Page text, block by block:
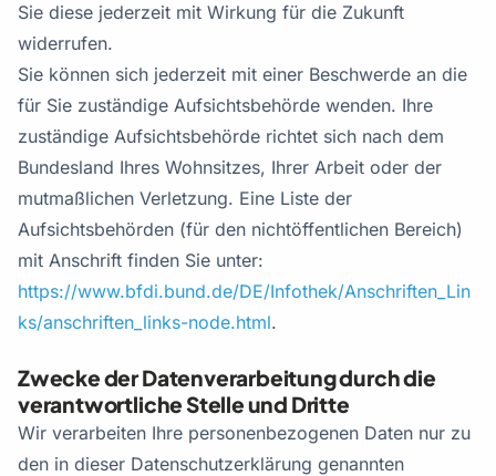
Sie diese jederzeit mit Wirkung für die Zukunft
widerrufen.
Sie können sich jederzeit mit einer Beschwerde an die
für Sie zuständige Aufsichtsbehörde wenden. Ihre
zuständige Aufsichtsbehörde richtet sich nach dem
Bundesland Ihres Wohnsitzes, Ihrer Arbeit oder der
mutmaßlichen Verletzung. Eine Liste der
Aufsichtsbehörden (für den nichtöffentlichen Bereich)
mit Anschrift finden Sie unter:
https://www.bfdi.bund.de/DE/Infothek/Anschriften_Lin
ks/anschriften_links-node.html.
Zwecke der Datenverarbeitung durch die
verantwortliche Stelle und Dritte
Wir verarbeiten Ihre personenbezogenen Daten nur zu
den in dieser Datenschutzerklärung genannten